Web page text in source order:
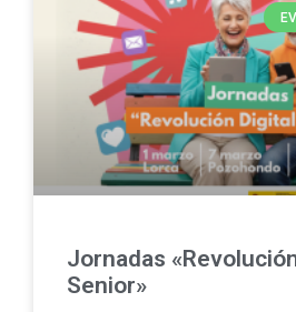
Jornadas
Senior»